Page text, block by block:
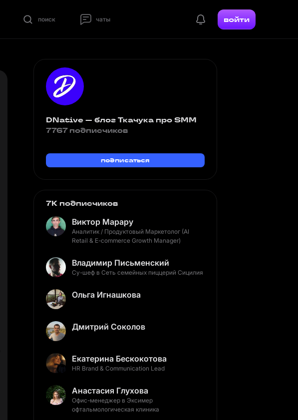
поиск чаты войти
DNative — блог Ткачука про SMM
7767 подписчиков
подписаться
7K подписчиков
Виктор Марару
Аналитик / Продуктовый Маркетолог (AI
Retail & E-commerce Growth Manager)
Владимир Письменский
Су-шеф в Сеть семейных пиццерий Сицилия
Ольга Игнашкова
Дмитрий Соколов
Екатерина Бескокотова
HR Brand & Communication Lead
Анастасия Глухова
Офис-менеджер в Эксимер
офтальмологическая клиника